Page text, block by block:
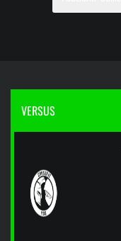
VERSUS